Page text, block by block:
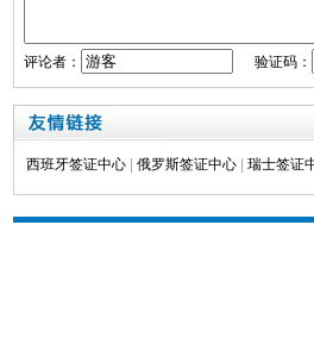
评论者： 验证码：
西班牙签证中心 俄罗斯签证中心 瑞士签证